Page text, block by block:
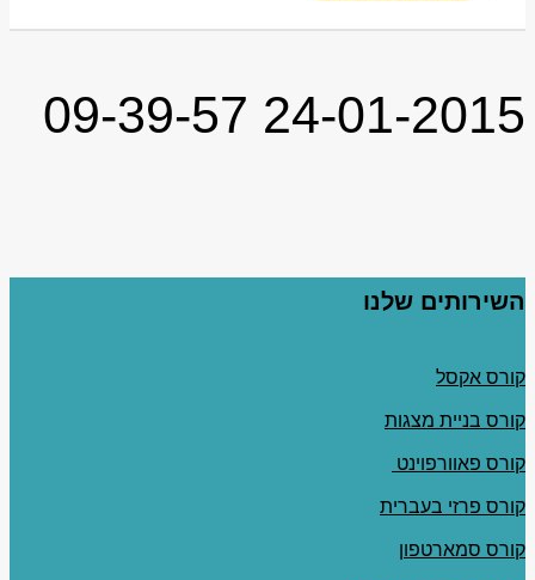
24-01-2015 09-39-57
השירותים שלנו
קורס אקסל
קורס בניית מצגות
קורס פאוורפוינט
קורס פרזי בעברית
קורס סמארטפון